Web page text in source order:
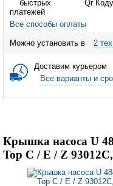
Все способы оплаты
Можно установить в 2
Доставим курьером
Все варианты и
Крышка насоса U
Top C / E / Z